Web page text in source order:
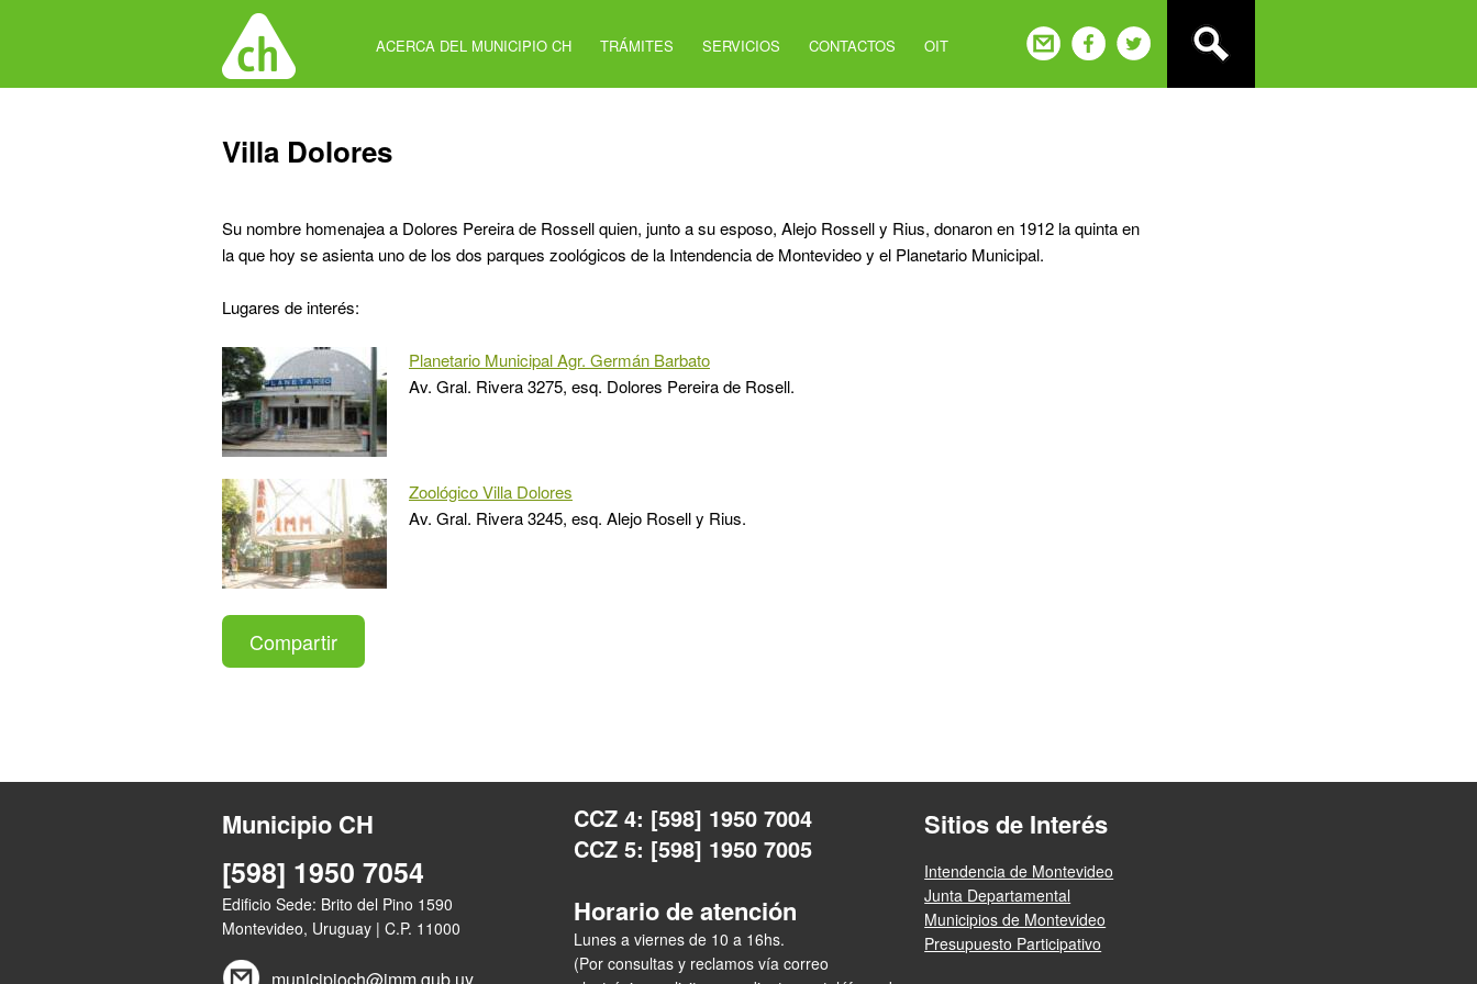
ACERCA DEL MUNICIPIO CH TRÁMITES SERVICIOS CONTACTOS OIT
Back
to
Villa Dolores
Su nombre homenajea a Dolores Pereira de Rossell quien, junto a su esposo, Alejo Rossell y Rius, donaron en 1912 la quinta en
la que hoy se asienta uno de los dos parques zoológicos de la Intendencia de Montevideo y el Planetario Municipal.
Lugares de interés:
Planetario Municipal Agr. Germán Barbato
Av. Gral. Rivera 3275, esq. Dolores Pereira de Rosell.
Zoológico Villa Dolores
Av. Gral. Rivera 3245, esq. Alejo Rosell y Rius.
Compartir
Municipio CH
[598] 1950 7054
Edificio Sede: Brito del Pino 1590
Montevideo, Uruguay | C.P. 11000
municipioch@imm.gub.uy
CCZ 4: [598] 1950 7004
CCZ 5: [598] 1950 7005
Horario de atención
Lunes a viernes de 10 a 16hs.
(Por consultas y reclamos vía correo
Sitios de Interés
Intendencia de Montevideo
Junta Departamental
Municipios de Montevideo
Presupuesto Participativo